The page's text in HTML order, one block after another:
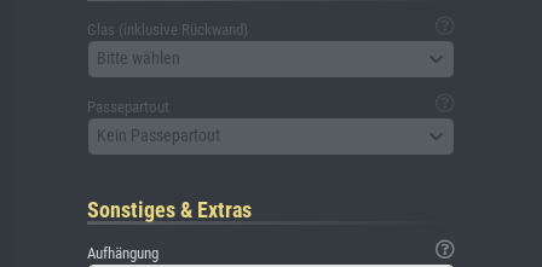
Glas (inklusive Rückwand)
Bitte wählen
Passepartout
Kein Passepartout
Sonstiges & Extras
Aufhängung